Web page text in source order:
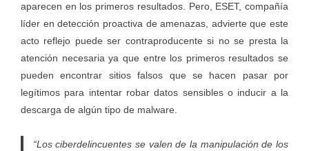
aparecen en los primeros resultados. Pero, ESET, compañía
líder en detección proactiva de amenazas, advierte que este
acto reflejo puede ser contraproducente si no se presta la
atención necesaria ya que entre los primeros resultados se
pueden encontrar sitios falsos que se hacen pasar por
legítimos para intentar robar datos sensibles o inducir a la
descarga de algún tipo de malware.
“Los ciberdelincuentes se valen de la manipulación de los